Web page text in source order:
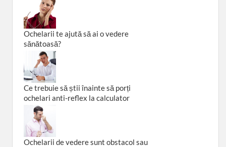
Ochelarii te ajută să ai o vedere
sănătoasă?
Ce trebuie să știi înainte să porți
ochelari anti-reflex la calculator
Ochelarii de vedere sunt obstacol sau